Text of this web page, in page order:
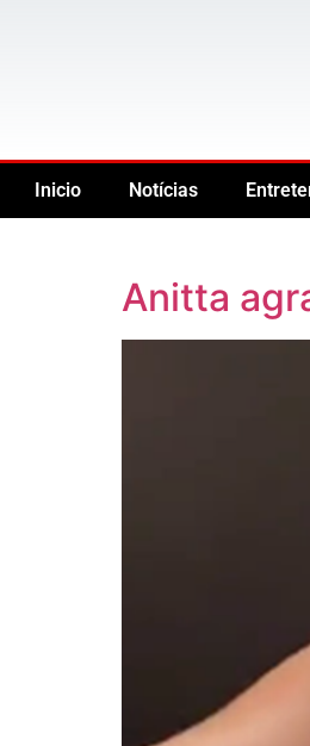
Inicio Notícias
Anitta